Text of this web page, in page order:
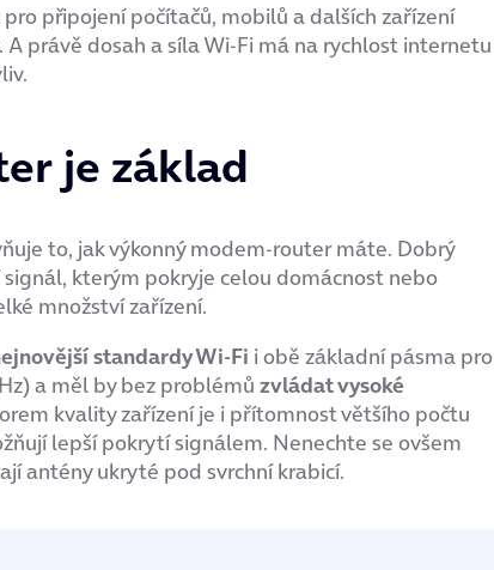
připojení počítačů, mobilů a dalších zařízení
právě dosah a síla Wi-Fi má na rychlost internetu
je základ
to, jak výkonný modem-router máte. Dobrý
kterým pokryje celou domácnost nebo
množství zařízení.
standardy Wi-Fi i obě základní pásma pro
a měl by bez problémů zvládat vysoké
kvality zařízení je i přítomnost většího počtu
lepší pokrytí signálem. Nenechte se ovšem
antény ukryté pod svrchní krabicí.